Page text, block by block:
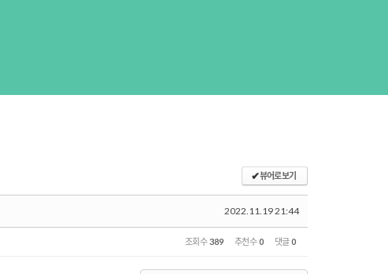
✔뷰어로 보기
2022.11.19 21:44
조회 수389 추천 수0 댓글0